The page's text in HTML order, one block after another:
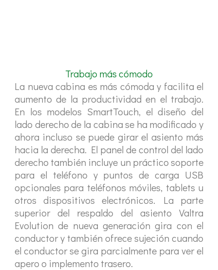
Trabajo más cómodo
La nueva cabina es más cómoda y facilita el
aumento de la productividad en el trabajo.
En los modelos SmartTouch, el diseño del
lado derecho de la cabina se ha modificado y
ahora incluso se puede girar el asiento más
hacia la derecha. El panel de control del lado
derecho también incluye un práctico soporte
para el teléfono y puntos de carga USB
opcionales para teléfonos móviles, tablets u
otros dispositivos electrónicos. La parte
superior del respaldo del asiento Valtra
Evolution de nueva generación gira con el
conductor y también ofrece sujeción cuando
el conductor se gira parcialmente para ver el
apero o implemento trasero.